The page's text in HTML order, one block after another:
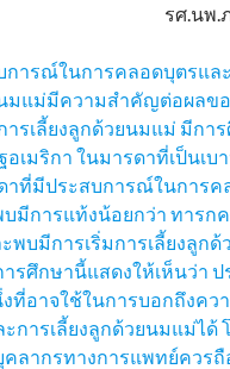
รศ.นพ.
การณ์ในการคลอดบุตรแล
มแม่มีความสำคัญต่อผลขอ
ารเลี้ยงลูกด้วยนมแม่ มีกา
อเมริกา ในมารดาที่เป็นเบ
าที่มีประสบการณ์ในการค
มีการแท้งน้อยกว่า ทารก
พบมีการเริ่มการเลี้ยงลูกด้
ารศึกษานี้แสดงให้เห็นว่า
ที่อาจใช้ในการบอกถึงคว
การเลี้ยงลูกด้วยนมแม่ได้
ลากรทางการแพทย์ควรถื